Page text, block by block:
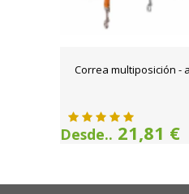
Correa multiposición -
Desde.. 21,81 €